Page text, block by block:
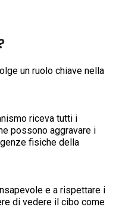
un ruolo chiave nella
riceva tutti i
possono aggravare i
fisiche della
e a rispettare i
di vedere il cibo come